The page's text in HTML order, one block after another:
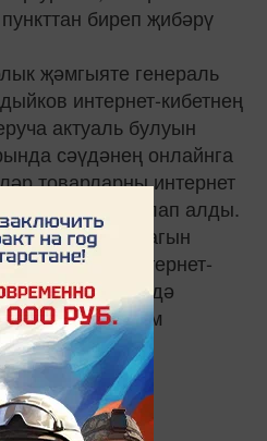
биреп җибәрү
җәмгыяте генераль
интернет-кибетнең
актуаль булуын
сәүдәнең онлайнга
товарларны интернет
булуын аңлап алды.
алу тагын
без дә интернет-
Сайт аша сәүдә
өчен мөһим
бу өлкәдә
булуын